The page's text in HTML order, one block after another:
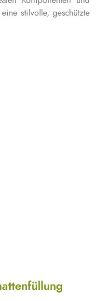
stilvolle, geschützte